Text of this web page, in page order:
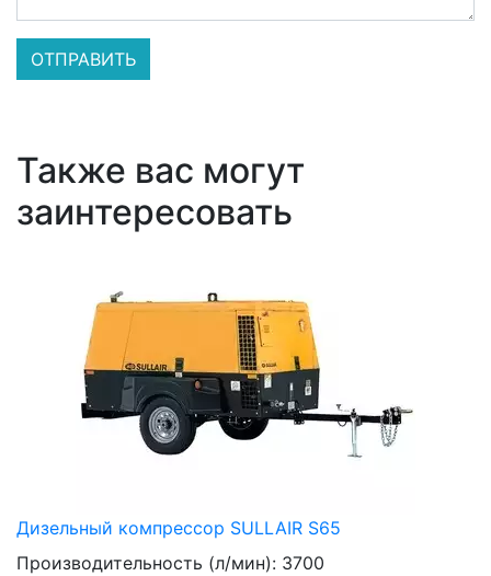
Также вас могут
заинтересовать
Дизельный компрессор SULLAIR S65
Производительность (л/мин): 3700